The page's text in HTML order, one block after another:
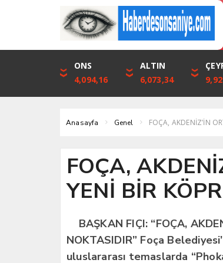
DOLAR
46,1316
EURO
53,3001
ONS
4,094,16
ALTIN
6,073,34
Anasayfa Genel FOÇA, AKDENİZ’İN
FOÇA,
YENİ BİR
BAŞKAN FIÇI: “FOÇA,
NOKTASIDIR” Foça
uluslararası temaslarda